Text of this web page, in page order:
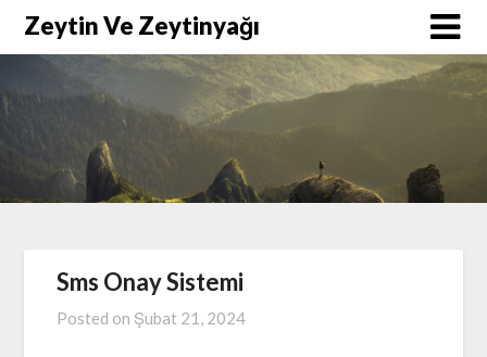
SkipZeytin Ve Zeytinyağı
Sms Onay Sistemi
Posted on Şubat 21, 2024